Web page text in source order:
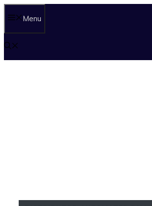
ke
isi
Menu